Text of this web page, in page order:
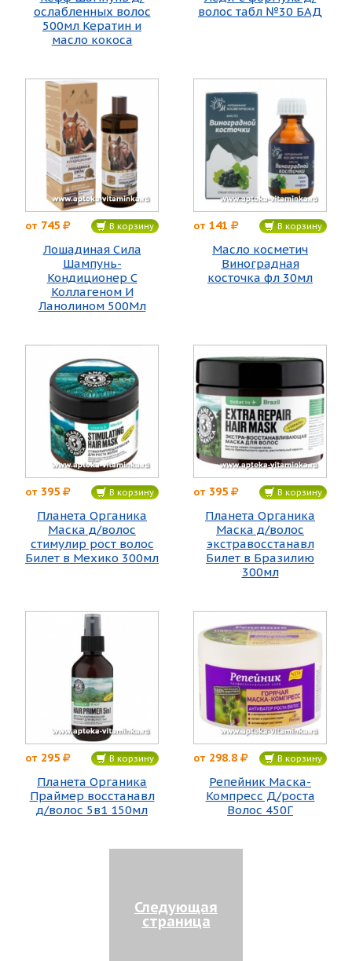
ослабленных волос
500мл Кератин и
масло кокоса
волос табл №30 БАД
от 745 В корзину
Лошадиная Сила
Шампунь-
Кондиционер С
Коллагеном И
Ланолином 500Мл
от 141 В корзину
Масло косметич
Виноградная
косточка фл 30мл
от 395 В корзину
Планета Органика
Маска д/волос
стимулир рост волос
Билет в Мехико 300мл
от 395 В корзину
Планета Органика
Маска д/волос
экстравосстанавл
Билет в Бразилию
300мл
от 295 В корзину
Планета Органика
Праймер восстанавл
д/волос 5в1 150мл
от 298.8 В корзину
Репейник Маска-
Компресс Д/роста
Волос 450Г
Следующая
страница